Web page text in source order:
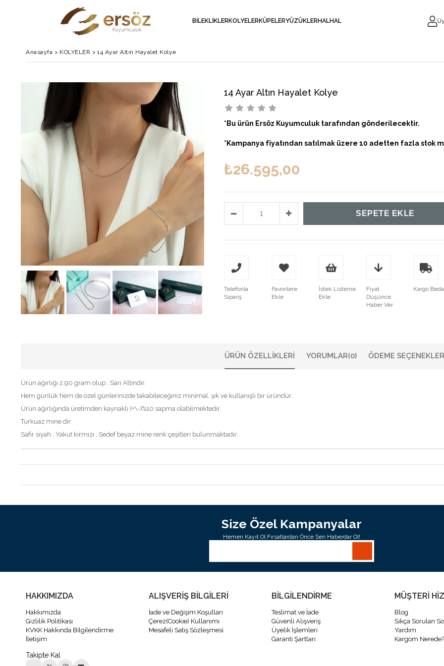
BİLEKLİKLERKOLYELERKÜPELERYÜZÜKLERHALHAL
Anasayfa > KOLYELER > 14 Ayar Altın Hayalet Kolye
14 Ayar Altın Hayalet Kolye
*Bu ürün Ersöz Kuyumculuk tarafından gönderilecektir.
*Kampanya fiyatından satılmak üzere 10 adetten fazla stok
₺26.595,00
Telefonla
Sipariş
Favorilere
Ekle
İstek Listeme
Ekle
Fiyat
Düşünce
Haber Ver
Kargo
ÜRÜN ÖZELLIKLERI YORUMLAR(0) ÖDEME
Ürün ağırlığı 2,90 gram olup , Sarı Altındır.
Hem günlük hem de özel günlerinizde takabileceğiniz minimal, şık ve kullanışlı bir üründür.
Ürün ağırlığında üretimden kaynaklı (+\-)%10 sapma olabilmektedir.
Turkuaz mine dir.
Safir siyah , Yakut kırmızı , Sedef beyaz mine renk çeşitleri bulunmaktadır.
Size Özel Kampanyalar
Hemen Kayıt Ol Fırsatlardan Önce Sen Haberdar Ol!
HAKKIMIZDA
Hakkımızda
Gizlilik Politikası
KVKK Hakkında Bilgilendirme
İletişim
Takipte Kal
ALIŞVERİŞ BİLGİLERİ
İade ve Değişim Koşulları
Çerez(Cookie) Kullanımı
Mesafeli Satış Sözleşmesi
BİLGİLENDİRME
Teslimat ve İade
Güvenli Alışveriş
Üyelik İşlemleri
Garanti Şartları
MÜŞTERİ
Blog
Sıkça Sorulan
Yardım
Kargom Nerede?